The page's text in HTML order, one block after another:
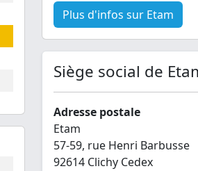
Plus d'infos sur Etam
Siège social de
Adresse postale
Etam
57-59, rue Henri Barbusse
92614 Clichy Cedex